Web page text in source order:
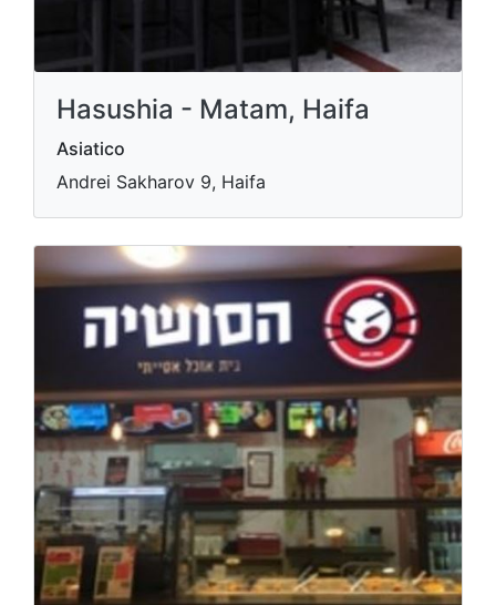
Hasushia - Matam, Haifa
Asiatico
Andrei Sakharov 9, Haifa